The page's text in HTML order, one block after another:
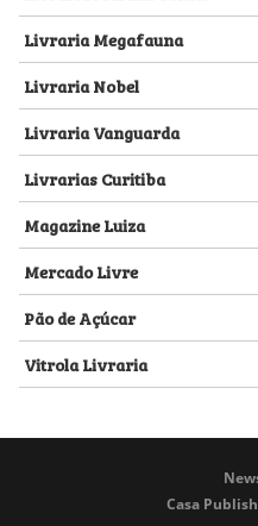
Livraria Megafauna
Livraria Nobel
Livraria Vanguarda
Livrarias Curitiba
Magazine Luiza
Mercado Livre
Pão de Açúcar
Vitrola Livraria
Casa